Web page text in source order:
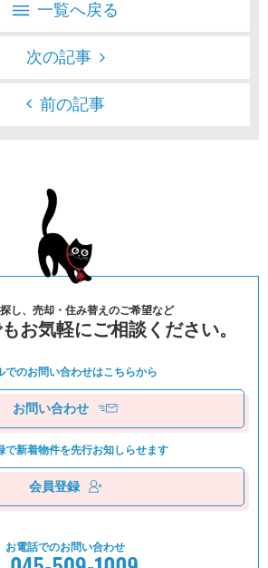
一覧へ戻る
次の記事
前の記事
し、売却・住み替えのご希望など
お気軽にご相談ください。
でのお問い合わせはこちらから
お問い合わせ
で新着物件を先⾏お知しらせます
会員登録
お電話でのお問い合わせ